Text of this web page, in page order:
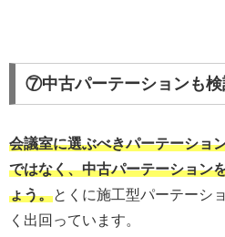
⑦中古パーテーションも検
会議室に選ぶべきパーテーショ
ではなく、中古パーテーション
ょう。とくに施工型パーテーシ
く出回っています。